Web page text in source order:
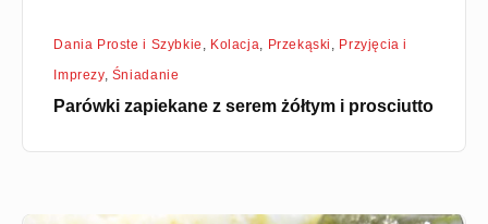
Dania Proste i Szybkie , Kolacja, Przekąski , Przyjęcia i
Imprezy, Śniadanie
Parówki zapiekane z serem żółtym i prosciutto